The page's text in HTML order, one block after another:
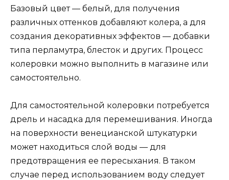
Базовый цвет — белый, для получения
различных оттенков добавляют колера, а для
создания декоративных эффектов — добавки
типа перламутра, блесток и других. Процесс
колеровки можно выполнить в магазине или
самостоятельно.
Для самостоятельной колеровки потребуется
дрель и насадка для перемешивания. Иногда
на поверхности венецианской штукатурки
может находиться слой воды — для
предотвращения ее пересыхания. В таком
случае перед использованием воду следует